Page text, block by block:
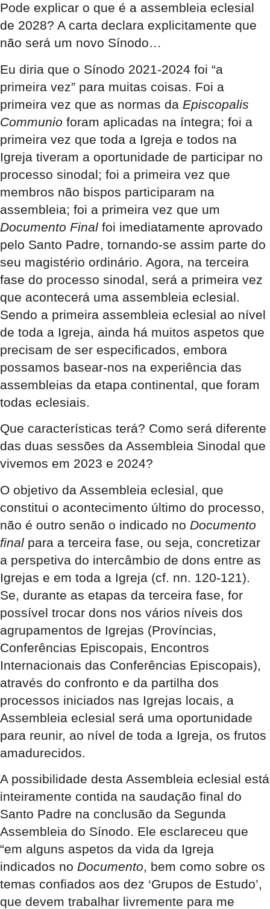
Pode explicar o que é a assembleia eclesial
de 2028? A carta declara explicitamente que
não será um novo Sínodo…
Eu diria que o Sínodo 2021-2024 foi “a
primeira vez” para muitas coisas. Foi a
primeira vez que as normas da Episcopalis
Communio foram aplicadas na íntegra; foi a
primeira vez que toda a Igreja e todos na
Igreja tiveram a oportunidade de participar no
processo sinodal; foi a primeira vez que
membros não bispos participaram na
assembleia; foi a primeira vez que um
Documento Final foi imediatamente aprovado
pelo Santo Padre, tornando-se assim parte do
seu magistério ordinário. Agora, na terceira
fase do processo sinodal, será a primeira vez
que acontecerá uma assembleia eclesial.
Sendo a primeira assembleia eclesial ao nível
de toda a Igreja, ainda há muitos aspetos que
precisam de ser especificados, embora
possamos basear-nos na experiência das
assembleias da etapa continental, que foram
todas eclesiais.
Que características terá? Como será diferente
das duas sessões da Assembleia Sinodal que
vivemos em 2023 e 2024?
O objetivo da Assembleia eclesial, que
constitui o acontecimento último do processo,
não é outro senão o indicado no Documento
final para a terceira fase, ou seja, concretizar
a perspetiva do intercâmbio de dons entre as
Igrejas e em toda a Igreja (cf. nn. 120-121).
Se, durante as etapas da terceira fase, for
possível trocar dons nos vários níveis dos
agrupamentos de Igrejas (Províncias,
Conferências Episcopais, Encontros
Internacionais das Conferências Episcopais),
através do confronto e da partilha dos
processos iniciados nas Igrejas locais, a
Assembleia eclesial será uma oportunidade
para reunir, ao nível de toda a Igreja, os frutos
amadurecidos.
A possibilidade desta Assembleia eclesial está
inteiramente contida na saudação final do
Santo Padre na conclusão da Segunda
Assembleia do Sínodo. Ele esclareceu que
“em alguns aspetos da vida da Igreja
indicados no Documento, bem como sobre os
temas confiados aos dez ‘Grupos de Estudo’,
que devem trabalhar livremente para me